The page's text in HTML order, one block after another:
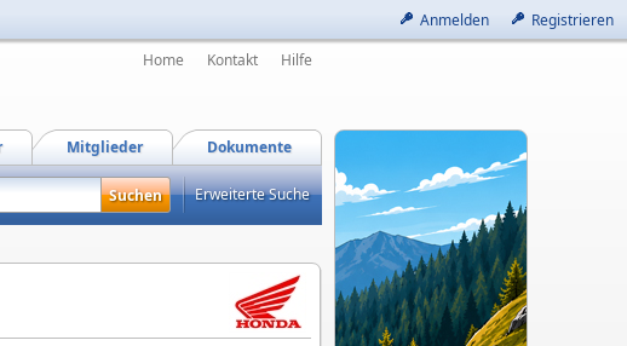
Anmelden Registrieren
Home Kontakt Hilfe
Dokumente
Mitglieder
Erweiterte Suche